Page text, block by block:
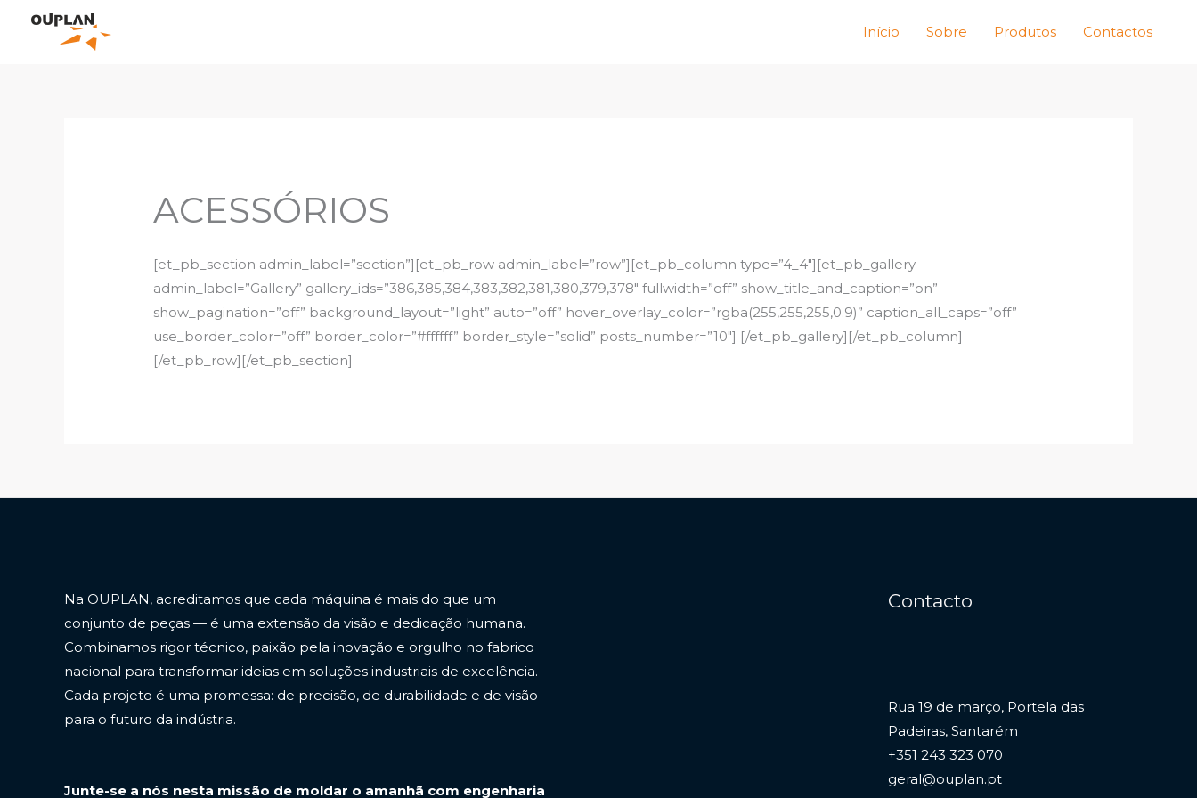
Início Sobre Produtos Contactos
ACESSÓRIOS
[et_pb_section admin_label=”section”][et_pb_row admin_label=”row”][et_pb_column type=”4_4″][et_pb_gallery
admin_label=”Gallery” gallery_ids=”386,385,384,383,382,381,380,379,378″ fullwidth=”off” show_title_and_caption=”on”
show_pagination=”off” background_layout=”light” auto=”off” hover_overlay_color=”rgba(255,255,255,0.9)” caption_all_caps=”off”
use_border_color=”off” border_color=”#ffffff” border_style=”solid” posts_number=”10″] [/et_pb_gallery][/et_pb_column]
[/et_pb_row][/et_pb_section]
Na OUPLAN, acreditamos que cada máquina é mais do que um
conjunto de peças — é uma extensão da visão e dedicação humana.
Combinamos rigor técnico, paixão pela inovação e orgulho no fabrico
nacional para transformar ideias em soluções industriais de excelência.
Cada projeto é uma promessa: de precisão, de durabilidade e de visão
para o futuro da indústria.
Junte-se a nós nesta missão de moldar o amanhã com engenharia
Contacto
Rua 19 de março, Portela das
Padeiras, Santarém
+351 243 323 070
geral@ouplan.pt